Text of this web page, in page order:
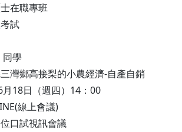
在職專班
試
同學
灣鄉高接梨的小農經濟-自產自銷
18日（週四）14：00
線上會議)
口試視訊會議